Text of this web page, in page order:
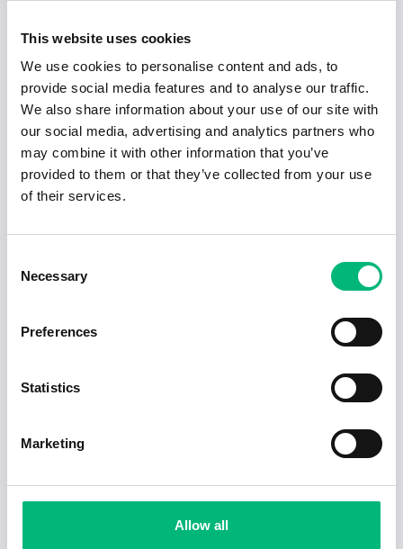
This website uses cookies
We use cookies to personalise content and ads, to
provide social media features and to analyse our traffic.
We also share information about your use of our site with
our social media, advertising and analytics partners who
may combine it with other information that you’ve
provided to them or that they’ve collected from your use
of their services.
Selection
Necessary
Preferences
Statistics
Marketing
Allow all
Undersköterskor Eveo MÅS/Strängnäs
2026-12-27
2026-05-31
Legitimerad djursjukskötare till Stallar...
Sandelin Veterinärpraktik AB
Strängnäs Heltid 2026-08-31
2026-08-31
Redo för nästa steg i karriären?
Rekommenderade jobb inom Hälso- och
sjukvård i Strängnäs